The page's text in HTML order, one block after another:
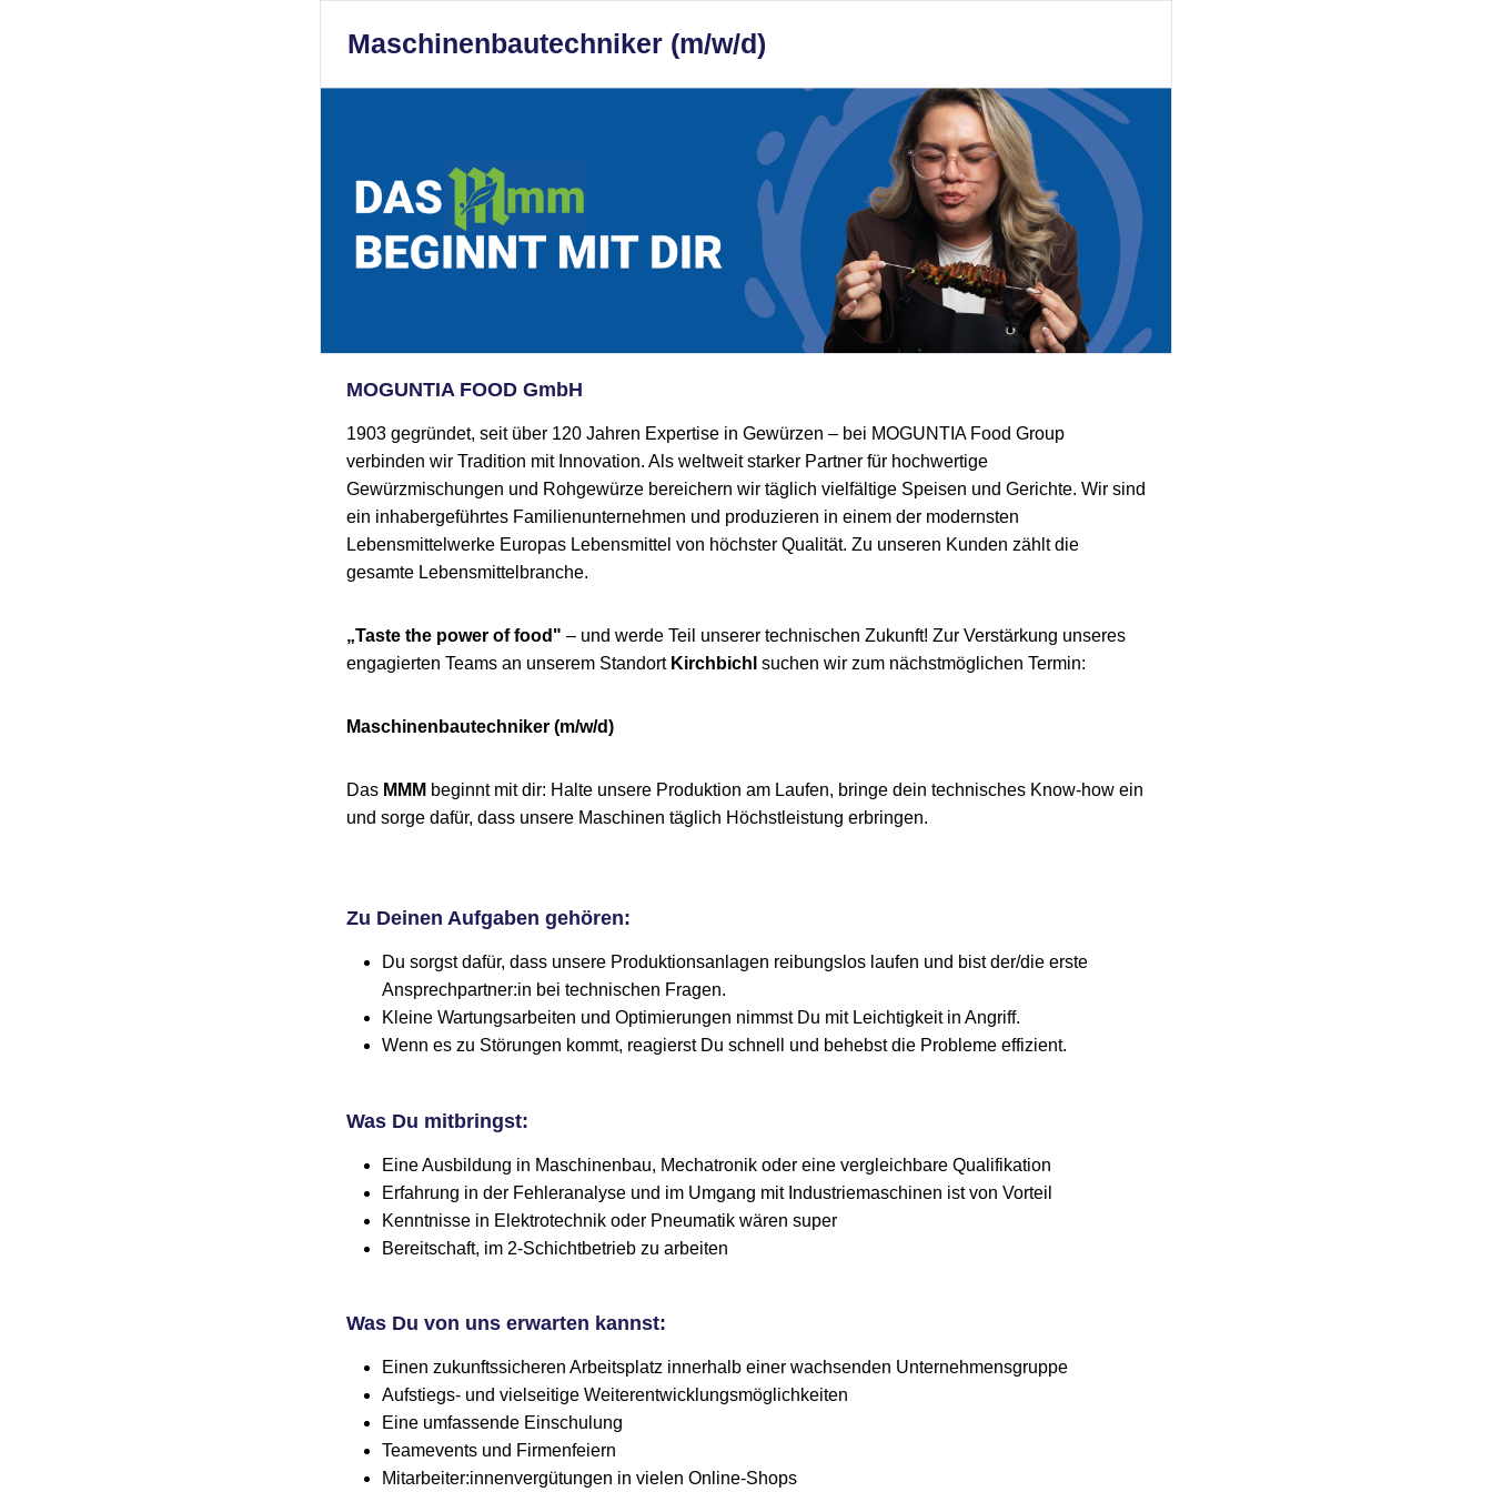
Maschinenbautechniker (m/w/d)
MOGUNTIA FOOD GmbH
1903 gegründet, seit über 120 Jahren Expertise in Gewürzen – bei MOGUNTIA Food Group
verbinden wir Tradition mit Innovation. Als weltweit starker Partner für hochwertige
Gewürzmischungen und Rohgewürze bereichern wir täglich vielfältige Speisen und Gerichte. Wir sind
ein inhabergeführtes Familienunternehmen und produzieren in einem der modernsten
Lebensmittelwerke Europas Lebensmittel von höchster Qualität. Zu unseren Kunden zählt die
gesamte Lebensmittelbranche.
„Taste the power of food" – und werde Teil unserer technischen Zukunft! Zur Verstärkung unseres
engagierten Teams an unserem Standort Kirchbichl suchen wir zum nächstmöglichen Termin:
Maschinenbautechniker (m/w/d)
Das MMM beginnt mit dir: Halte unsere Produktion am Laufen, bringe dein technisches Know-how ein
und sorge dafür, dass unsere Maschinen täglich Höchstleistung erbringen.
Zu Deinen Aufgaben gehören:
Du sorgst dafür, dass unsere Produktionsanlagen reibungslos laufen und bist der/die erste
Ansprechpartner:in bei technischen Fragen.
Kleine Wartungsarbeiten und Optimierungen nimmst Du mit Leichtigkeit in Angriff.
Wenn es zu Störungen kommt, reagierst Du schnell und behebst die Probleme effizient.
Was Du mitbringst:
Eine Ausbildung in Maschinenbau, Mechatronik oder eine vergleichbare Qualifikation
Erfahrung in der Fehleranalyse und im Umgang mit Industriemaschinen ist von Vorteil
Kenntnisse in Elektrotechnik oder Pneumatik wären super
Bereitschaft, im 2-Schichtbetrieb zu arbeiten
Was Du von uns erwarten kannst:
Einen zukunftssicheren Arbeitsplatz innerhalb einer wachsenden Unternehmensgruppe
Aufstiegs- und vielseitige Weiterentwicklungsmöglichkeiten
Eine umfassende Einschulung
Teamevents und Firmenfeiern
Mitarbeiter:innenvergütungen in vielen Online-Shops